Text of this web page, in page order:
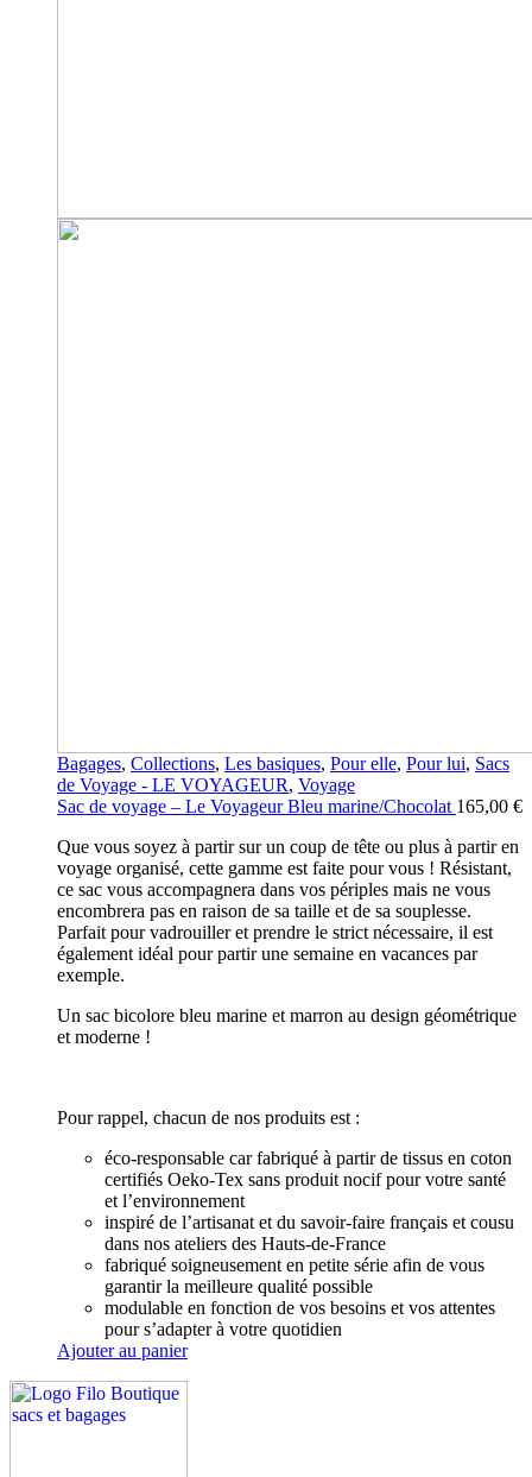
Bagages, Collections, Les basiques, Pour elle, Pour lui, Sacs
de Voyage - LE VOYAGEUR, Voyage
Sac de voyage – Le Voyageur Bleu marine/Chocolat 165,00 €
Que vous soyez à partir sur un coup de tête ou plus à partir en
voyage organisé, cette gamme est faite pour vous ! Résistant,
ce sac vous accompagnera dans vos périples mais ne vous
encombrera pas en raison de sa taille et de sa souplesse.
Parfait pour vadrouiller et prendre le strict nécessaire, il est
également idéal pour partir une semaine en vacances par
exemple.
Un sac bicolore bleu marine et marron au design géométrique
et moderne !
Pour rappel, chacun de nos produits est :
éco-responsable car fabriqué à partir de tissus en coton
certifiés Oeko-Tex sans produit nocif pour votre santé
et l’environnement
inspiré de l’artisanat et du savoir-faire français et cousu
dans nos ateliers des Hauts-de-France
fabriqué soigneusement en petite série afin de vous
garantir la meilleure qualité possible
modulable en fonction de vos besoins et vos attentes
pour s’adapter à votre quotidien
Ajouter au panier